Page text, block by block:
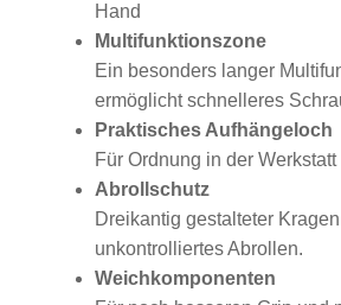
Hand
Multifunktionszone
Ein besonders langer
ermöglicht schnelleres
Praktisches Aufhängeloch
Für Ordnung in der Werkstatt
Abrollschutz
Dreikantig gestalteter
unkontrolliertes Abrollen.
Weichkomponenten